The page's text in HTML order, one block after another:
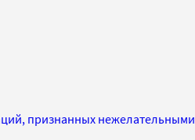
признанных нежелательными